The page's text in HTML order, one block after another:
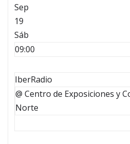
Sep
19
Sáb
09:00
IberRadio
@ Centro de Exposiciones y
Norte